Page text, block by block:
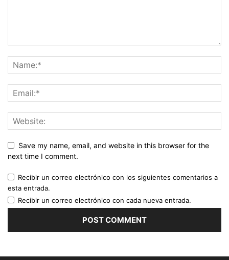
Save my name, email, and website in this browser for the
next time I comment.
Recibir un correo electrónico con los siguientes comentarios a
esta entrada.
Recibir un correo electrónico con cada nueva entrada.